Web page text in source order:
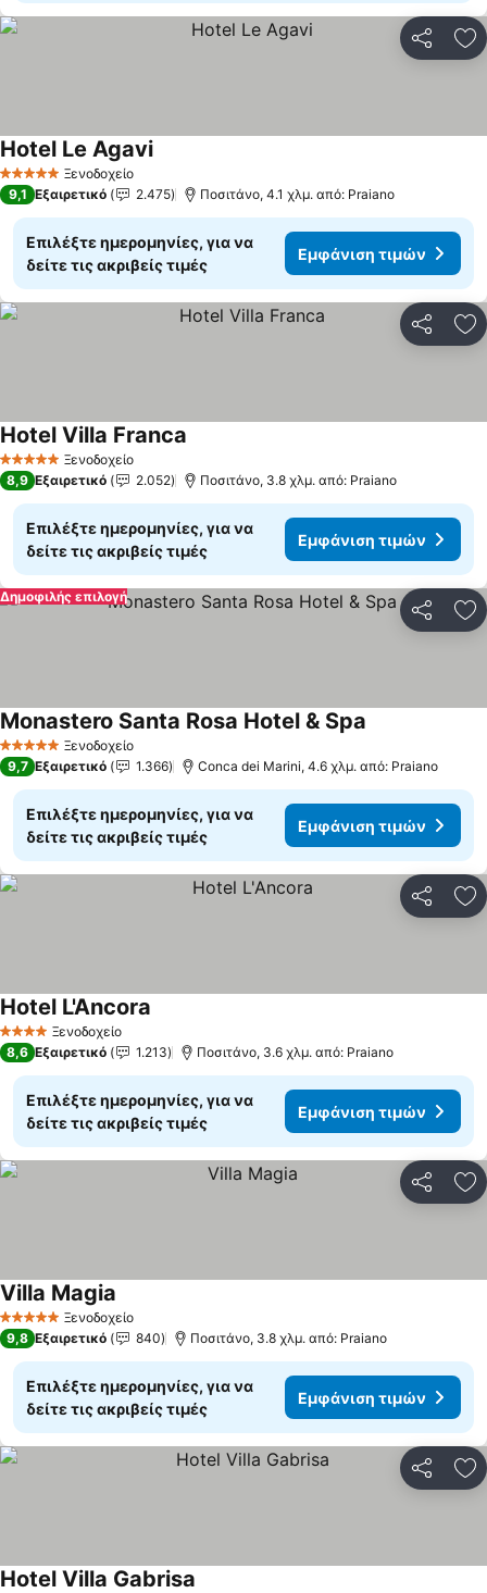
5 Αστέρια Ξενοδοχείο
Hotel Le Agavi
9,1 Εξαιρετικό 2.475 Ποσιτάνο, 4.1 χλμ. από: Praiano
Επιλέξτε ημερομηνίες, για να
δείτε τις ακριβείς τιμές
Εμφάνιση τιμών
5 Αστέρια Ξενοδοχείο
Hotel Villa Franca
8,9 Εξαιρετικό 2.052 Ποσιτάνο, 3.8 χλμ. από: Praiano
Επιλέξτε ημερομηνίες, για να
δείτε τις ακριβείς τιμές
Εμφάνιση τιμών
Δημοφιλής επιλογή
5 Αστέρια Ξενοδοχείο
Monastero Santa Rosa Hotel & Spa
9,7 Εξαιρετικό 1.366 Conca dei Marini, 4.6 χλμ. από: Praiano
Επιλέξτε ημερομηνίες, για να
δείτε τις ακριβείς τιμές
Εμφάνιση τιμών
4 ΑστέριαΞενοδοχείο
Hotel L'Ancora
8,6 Εξαιρετικό 1.213 Ποσιτάνο, 3.6 χλμ. από: Praiano
Επιλέξτε ημερομηνίες, για να
δείτε τις ακριβείς τιμές
Εμφάνιση τιμών
5 Αστέρια Ξενοδοχείο
Villa Magia
9,8 Εξαιρετικό 840 Ποσιτάνο, 3.8 χλμ. από: Praiano
Επιλέξτε ημερομηνίες, για να
δείτε τις ακριβείς τιμές
Εμφάνιση τιμών
Hotel Villa Gabrisa